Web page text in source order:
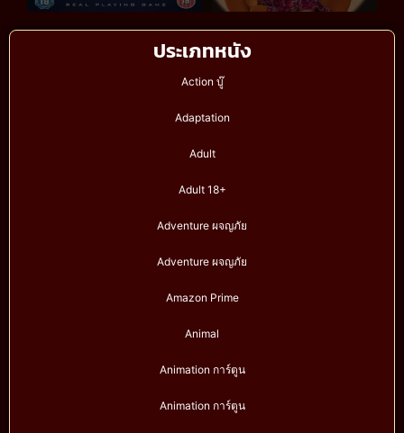
ประเภทหนัง
Action บู๊
Adaptation
Adult
Adult 18+
Adventure ผจญภัย
Adventure ผจญภัย
Amazon Prime
Animal
Animation การ์ตูน
Animation การ์ตูน